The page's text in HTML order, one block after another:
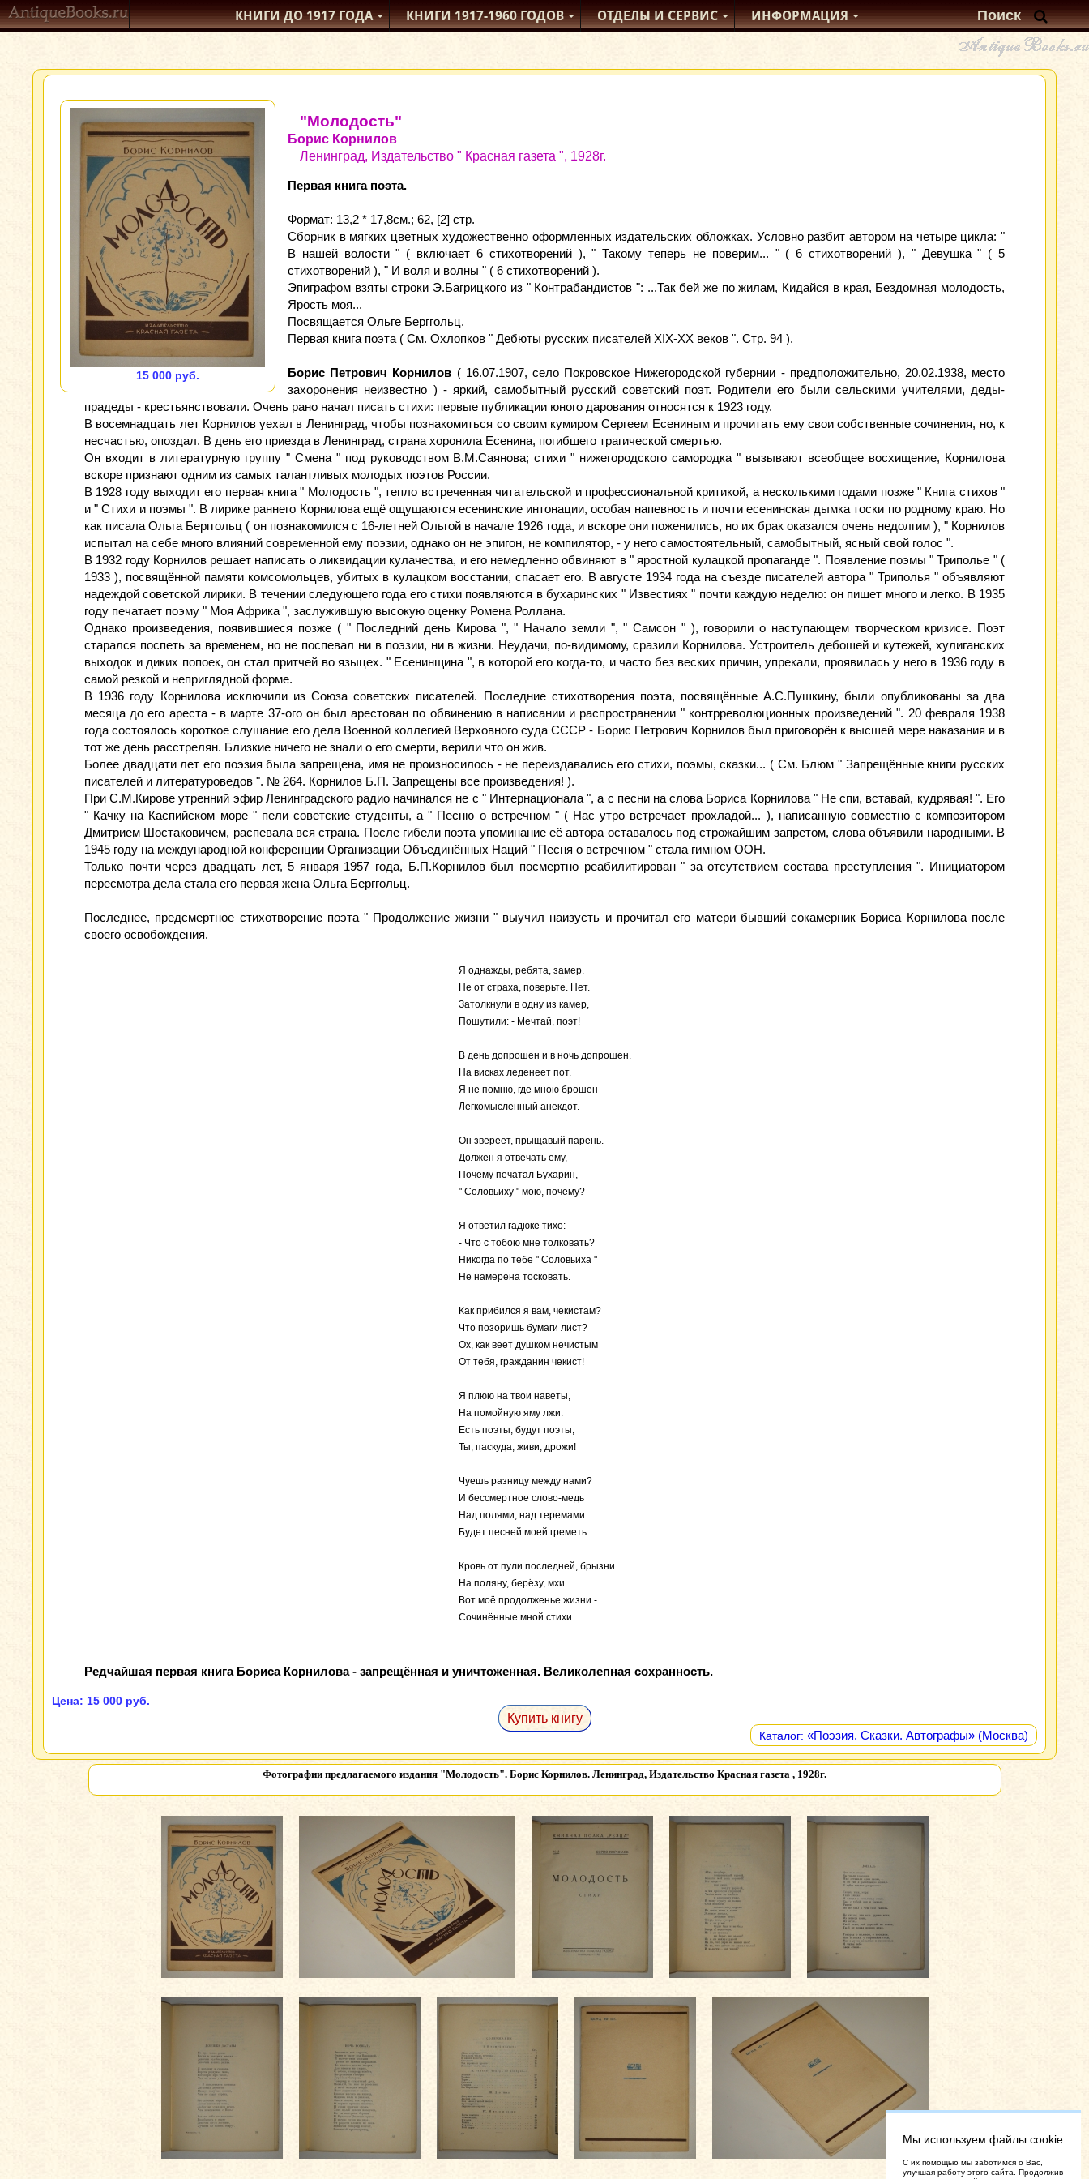
КНИГИ ДО 1917ГОДА КНИГИ1917-1960ГОДОВ ОТДЕЛЫИ СЕРВИС ИНФОРМАЦИЯ
15 000 руб.
"Молодость"
Борис Корнилов
Ленинград, Издательство " Красная газета ", 1928г.
Первая книга поэта.
Формат: 13,2 * 17,8см.; 62, [2] стр.
Сборник в мягких цветных художественно оформленных издательских обложках. Условно разбит автором на четыре цикла: "
В нашей волости " ( включает 6 стихотворений ), " Такому теперь не поверим... " ( 6 стихотворений ), " Девушка " ( 5
стихотворений ), " И воля и волны " ( 6 стихотворений ).
Эпиграфом взяты строки Э.Багрицкого из " Контрабандистов ": ...Так бей же по жилам, Кидайся в края, Бездомная молодость,
Ярость моя...
Посвящается Ольге Берггольц.
Первая книга поэта ( См. Охлопков " Дебюты русских писателей XIX-XX веков ". Стр. 94 ).
Борис Петрович Корнилов ( 16.07.1907, село Покровское Нижегородской губернии - предположительно, 20.02.1938, место
захоронения неизвестно ) - яркий, самобытный русский советский поэт. Родители его были сельскими учителями, деды-
прадеды - крестьянствовали. Очень рано начал писать стихи: первые публикации юного дарования относятся к 1923 году.
В восемнадцать лет Корнилов уехал в Ленинград, чтобы познакомиться со своим кумиром Сергеем Есениным и прочитать ему свои собственные сочинения, но, к
несчастью, опоздал. В день его приезда в Ленинград, страна хоронила Есенина, погибшего трагической смертью.
Он входит в литературную группу " Смена " под руководством В.М.Саянова; стихи " нижегородского самородка " вызывают всеобщее восхищение, Корнилова
вскоре признают одним из самых талантливых молодых поэтов России.
В 1928 году выходит его первая книга " Молодость ", тепло встреченная читательской и профессиональной критикой, а несколькими годами позже " Книга стихов "
и " Стихи и поэмы ". В лирике раннего Корнилова ещё ощущаются есенинские интонации, особая напевность и почти есенинская дымка тоски по родному краю. Но
как писала Ольга Берггольц ( он познакомился с 16-летней Ольгой в начале 1926 года, и вскоре они поженились, но их брак оказался очень недолгим ), " Корнилов
испытал на себе много влияний современной ему поэзии, однако он не эпигон, не компилятор, - у него самостоятельный, самобытный, ясный свой голос ".
В 1932 году Корнилов решает написать о ликвидации кулачества, и его немедленно обвиняют в " яростной кулацкой пропаганде ". Появление поэмы " Триполье " (
1933 ), посвящённой памяти комсомольцев, убитых в кулацком восстании, спасает его. В августе 1934 года на съезде писателей автора " Триполья " объявляют
надеждой советской лирики. В течении следующего года его стихи появляются в бухаринских " Известиях " почти каждую неделю: он пишет много и легко. В 1935
году печатает поэму " Моя Африка ", заслужившую высокую оценку Ромена Роллана.
Однако произведения, появившиеся позже ( " Последний день Кирова ", " Начало земли ", " Самсон " ), говорили о наступающем творческом кризисе. Поэт
старался поспеть за временем, но не поспевал ни в поэзии, ни в жизни. Неудачи, по-видимому, сразили Корнилова. Устроитель дебошей и кутежей, хулиганских
выходок и диких попоек, он стал притчей во языцех. " Есенинщина ", в которой его когда-то, и часто без веских причин, упрекали, проявилась у него в 1936 году в
самой резкой и неприглядной форме.
В 1936 году Корнилова исключили из Союза советских писателей. Последние стихотворения поэта, посвящённые А.С.Пушкину, были опубликованы за два
месяца до его ареста - в марте 37-ого он был арестован по обвинению в написании и распространении " контрреволюционных произведений ". 20 февраля 1938
года состоялось короткое слушание его дела Военной коллегией Верховного суда СССР - Борис Петрович Корнилов был приговорён к высшей мере наказания и в
тот же день расстрелян. Близкие ничего не знали о его смерти, верили что он жив.
Более двадцати лет его поэзия была запрещена, имя не произносилось - не переиздавались его стихи, поэмы, сказки... ( См. Блюм " Запрещённые книги русских
писателей и литературоведов ". № 264. Корнилов Б.П. Запрещены все произведения! ).
При С.М.Кирове утренний эфир Ленинградского радио начинался не с " Интернационала ", а с песни на слова Бориса Корнилова " Не спи, вставай, кудрявая! ". Его
" Качку на Каспийском море " пели советские студенты, а " Песню о встречном " ( Нас утро встречает прохладой... ), написанную совместно с композитором
Дмитрием Шостаковичем, распевала вся страна. После гибели поэта упоминание её автора оставалось под строжайшим запретом, слова объявили народными. В
1945 году на международной конференции Организации Объединённых Наций " Песня о встречном " стала гимном ООН.
Только почти через двадцать лет, 5 января 1957 года, Б.П.Корнилов был посмертно реабилитирован " за отсутствием состава преступления ". Инициатором
пересмотра дела стала его первая жена Ольга Берггольц.
Последнее, предсмертное стихотворение поэта " Продолжение жизни " выучил наизусть и прочитал его матери бывший сокамерник Бориса Корнилова после
своего освобождения.
Я однажды, ребята, замер.
Не от страха, поверьте. Нет.
Затолкнули в одну из камер,
Пошутили: - Мечтай, поэт!
В день допрошен и в ночь допрошен.
На висках леденеет пот.
Я не помню, где мною брошен
Легкомысленный анекдот.
Он звереет, прыщавый парень.
Должен я отвечать ему,
Почему печатал Бухарин,
" Соловьиху " мою, почему?
Я ответил гадюке тихо:
- Что с тобою мне толковать?
Никогда по тебе " Соловьиха "
Не намерена тосковать.
Как прибился я вам, чекистам?
Что позоришь бумаги лист?
Ох, как веет душком нечистым
От тебя, гражданин чекист!
Я плюю на твои наветы,
На помойную яму лжи.
Есть поэты, будут поэты,
Ты, паскуда, живи, дрожи!
Чуешь разницу между нами?
И бессмертное слово-медь
Над полями, над теремами
Будет песней моей греметь.
Кровь от пули последней, брызни
На поляну, берёзу, мхи...
Вот моё продолженье жизни -
Сочинённые мной стихи.
Редчайшая первая книга Бориса Корнилова - запрещённая и уничтоженная. Великолепная сохранность.
Цена: 15 000 руб.
Купить книгу
Каталог: «Поэзия. Сказки. Автографы» (Москва)
Фотографии предлагаемого издания "Молодость". Борис Корнилов. Ленинград, Издательство Красная газета , 1928г.
Мы используем файлы cookie
C их помощью мы заботимся о Вас,
улучшая работу этого сайта. Продолжив